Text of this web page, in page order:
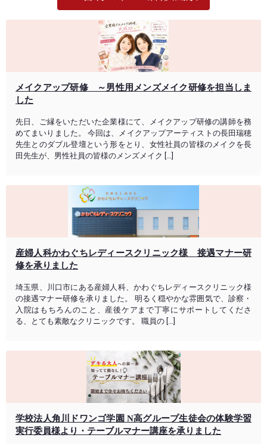
メイクアップ研修 ～男性用メンズメイク研修を担当しま
した
先日、ご縁をいただいた企業様にて、メイクアップ研修の講師を務
めてまいりました。 今回は、メイクアップアーティストの長田瑞穂
先生とのダブル登壇という形をとり、女性社員の皆様のメイクを長
田先生が、男性社員の皆様のメンズメイク […]
産婦人科かわぐちレディースクリニック様 接遇マナー研
修を承りました
埼玉県、川口市にある産婦人科、かわぐちレディースクリニック様
の接遇マナー研修を承りました。 明るく穏やかな雰囲気で、診察・
入院はもちろんのこと、産後ケアまで丁寧にサポートしてくださ
る、とても素敵なクリニックです。 職員の […]
学校法人角川ドワンゴ学園 N高グループ生徒会の体験学習
実行委員様より・テーブルマナー講座を承りました